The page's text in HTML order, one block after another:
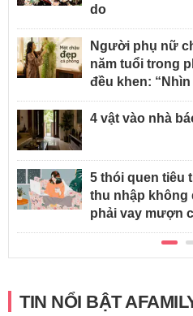
do
Người phụ nữ
năm tuổi trong
đều khen:
4 vật vào nhà
5 thói quen tiêu
thu nhập không
phải vay mượn
TIN NỔI BẬT